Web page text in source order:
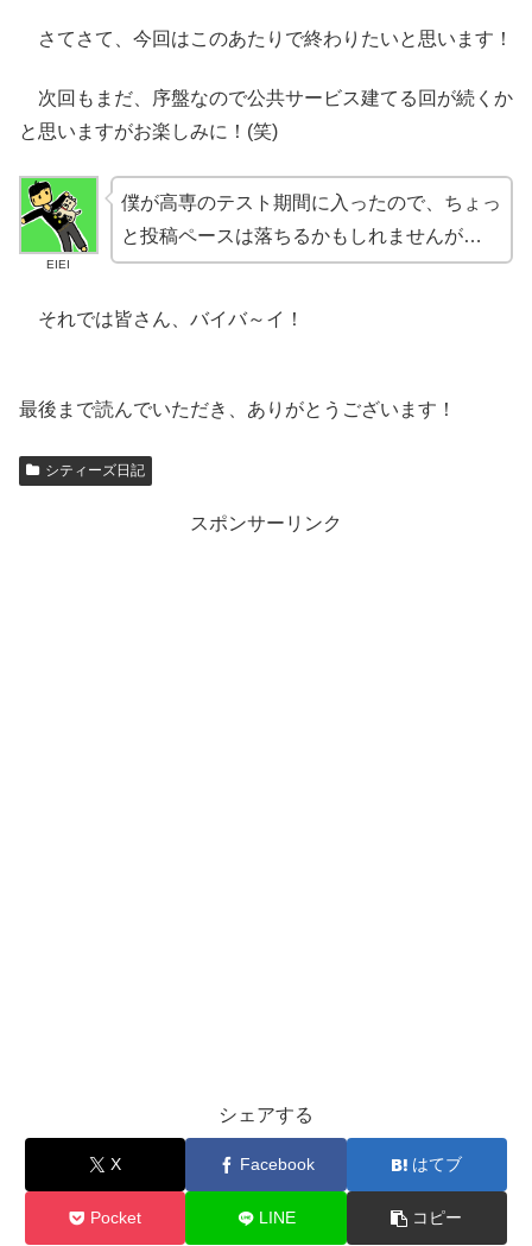
さてさて、今回はこのあたりで終わりたいと思います！
次回もまだ、序盤なので公共サービス建てる回が続くか
と思いますがお楽しみに！(笑)
EIEI
僕が高専のテスト期間に入ったので、ちょっ
と投稿ペースは落ちるかもしれませんが…
それでは皆さん、バイバ～イ！
最後まで読んでいただき、ありがとうございます！
シティーズ日記
スポンサーリンク
シェアする
X Facebook はてブ
Pocket LINE コピー